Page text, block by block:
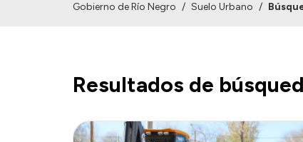
Gobierno de Río Negro / Suelo Urbano /
Resultados de